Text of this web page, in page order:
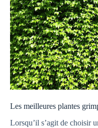
Les meilleures plantes
Lorsqu’il s’agit de choisir